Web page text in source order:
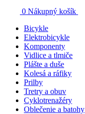
0 Nákupný košík
Bicykle
Elektrobicykle
Komponenty
Vidlice a tlmiče
Plášte a duše
Kolesá a ráfiky
Prilby
Tretry a obuv
Cyklotrenažéry
Oblečenie a batohy